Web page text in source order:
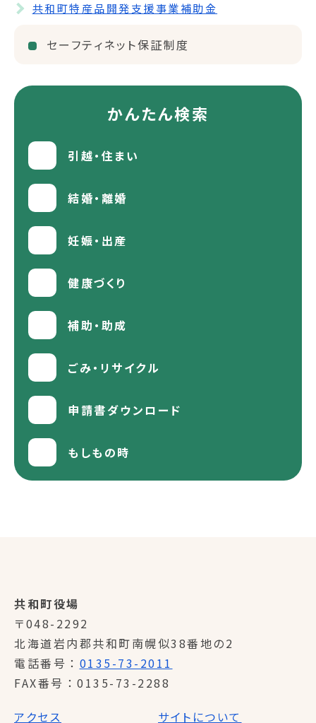
共和町特産品開発支援事業補助金
セーフティネット保証制度
かんたん検索
引越・住まい
結婚・離婚
妊娠・出産
健康づくり
補助・助成
ごみ・リサイクル
申請書ダウンロード
もしもの時
共和町役場
〒048-2292
北海道岩内郡共和町南幌似38番地の2
電話番号
0135-73-2011
FAX番号
0135-73-2288
アクセス
サイトについて